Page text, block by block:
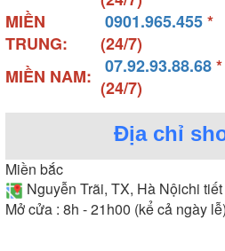
MIỀN
TRUNG:
0901.965.455*
(24/7)
MIỀN NAM:
07.92.93.88.68*
(24/7)
Địa chỉ
Miền bắc
Nguyễn Trãi, TX, Hà Nộichi tiết
Mở cửa : 8h - 21h00 (kể cả ngày lễ)